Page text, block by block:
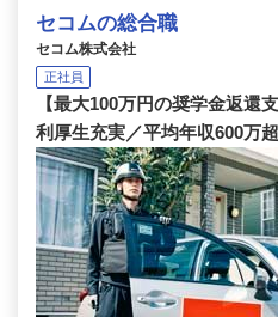
セコムの総合職
セコム株式会社
正社員
【最大100万円の奨学金返還
利厚生充実／平均年収600万